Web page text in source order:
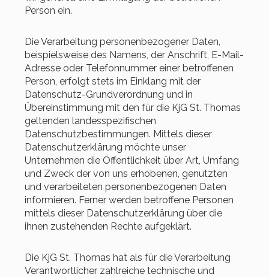
Person ein.
Die Verarbeitung personenbezogener Daten,
beispielsweise des Namens, der Anschrift, E-Mail-
Adresse oder Telefonnummer einer betroffenen
Person, erfolgt stets im Einklang mit der
Datenschutz-Grundverordnung und in
Übereinstimmung mit den für die KjG St. Thomas
geltenden landesspezifischen
Datenschutzbestimmungen. Mittels dieser
Datenschutzerklärung möchte unser
Unternehmen die Öffentlichkeit über Art, Umfang
und Zweck der von uns erhobenen, genutzten
und verarbeiteten personenbezogenen Daten
informieren. Ferner werden betroffene Personen
mittels dieser Datenschutzerklärung über die
ihnen zustehenden Rechte aufgeklärt.
Die KjG St. Thomas hat als für die Verarbeitung
Verantwortlicher zahlreiche technische und